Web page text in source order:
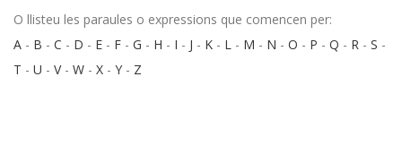
O llisteu les paraules o expressions que comencen per:
A - B - C - D - E - F - G - H - I - J - K - L - M - N - O - P - Q - R - S -
T - U - V- W - X - Y - Z